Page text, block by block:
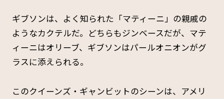
ギブソンは、よく知られた「マティーニ」の親戚の
ようなカクテルだ。どちらもジンベースだが、マテ
ィーニはオリーブ、ギブソンはパールオニオンがグ
ラスに添えられる。
このクイーンズ・ギャンビットのシーンは、アメリ